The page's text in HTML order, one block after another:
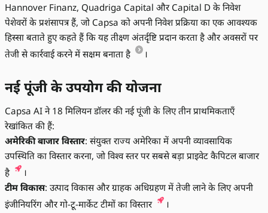
Hannover Finanz, Quadriga Capital और Capital D के निवेश
पेशेवरों के प्रशंसापत्र हैं, जो Capsa को अपनी निवेश प्रक्रिया का एक आवश्यक
हिस्सा बताते हुए कहते हैं कि यह तीक्ष्ण अंतर्दृष्टि प्रदान करता है और अवसरों पर
तेजी से कार्रवाई करने में सक्षम बनाता है
।
नई पूंजी के उपयोग की योजना
Capsa AI ने 18 मिलियन डॉलर की नई पूंजी के लिए तीन प्राथमिकताएँ
रेखांकित की हैं:
अमेरिकी बाजार विस्तार: संयुक्त राज्य अमेरिका में अपनी व्यावसायिक
उपस्थिति का विस्तार करना, जो विश्व स्तर पर सबसे बड़ा प्राइवेट कैपिटल बाजार
है
।
टीम विकास: उत्पाद विकास और ग्राहक अधिग्रहण में तेजी लाने के लिए अपनी
इंजीनियरिंग और गो-टू-मार्केट टीमों का विस्तार
।